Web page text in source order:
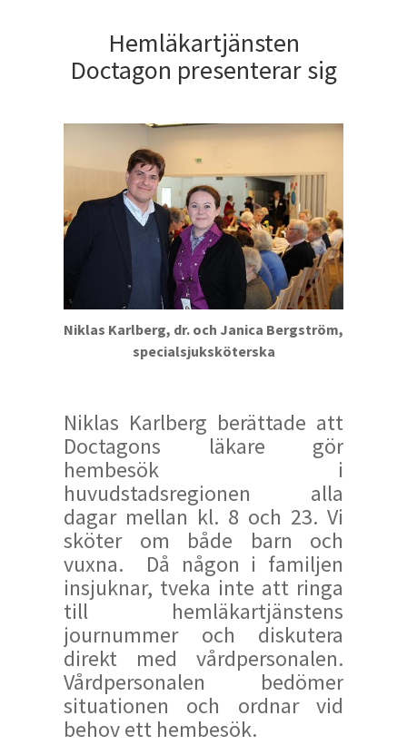
Hemläkartjänsten
Doctagon presenterar sig
Niklas Karlberg, dr. och Janica Bergström,
specialsjuksköterska
Niklas Karlberg berättade att
Doctagons läkare gör
hembesök i
huvudstadsregionen alla
dagar mellan kl. 8 och 23. Vi
sköter om både barn och
vuxna. Då någon i familjen
insjuknar, tveka inte att ringa
till hemläkartjänstens
journummer och diskutera
direkt med vårdpersonalen.
Vårdpersonalen bedömer
situationen och ordnar vid
behov ett hembesök.